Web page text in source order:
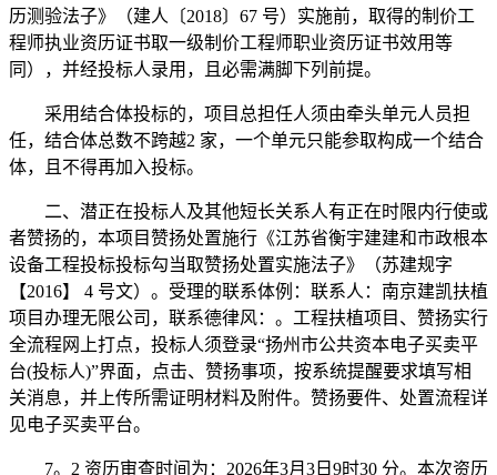
历测验法子》（建人〔2018〕67 号）实施前，取得的制价工
程师执业资历证书取一级制价工程师职业资历证书效用等
同），并经投标人录用，且必需满脚下列前提。
采用结合体投标的，项目总担任人须由牵头单元人员担
任，结合体总数不跨越2 家，一个单元只能参取构成一个结合
体，且不得再加入投标。
二、潜正在投标人及其他短长关系人有正在时限内行使或
者赞扬的，本项目赞扬处置施行《江苏省衡宇建建和市政根本
设备工程投标投标勾当取赞扬处置实施法子》（苏建规字
【2016】 4 号文）。受理的联系体例：联系人：南京建凯扶植
项目办理无限公司，联系德律风：。工程扶植项目、赞扬实行
全流程网上打点，投标人须登录“扬州市公共资本电子买卖平
台(投标人)”界面，点击、赞扬事项，按系统提醒要求填写相
关消息，并上传所需证明材料及附件。赞扬要件、处置流程详
见电子买卖平台。
7。2 资历审查时间为：2026年3月3日9时30 分。本次资历